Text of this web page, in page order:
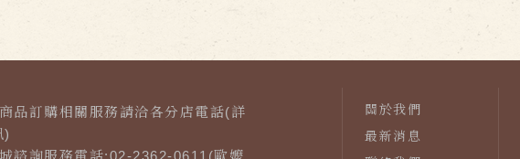
品訂購相關服務請洽各分店電話(詳
)
諮詢服務電話:02-2362-0611(歐嬤
關於我們
最新消息